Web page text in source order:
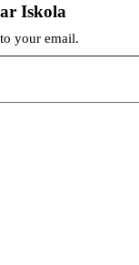
Iskola
your email.